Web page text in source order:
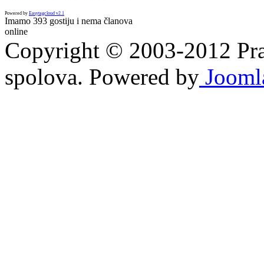
Powered by Easytagcloud v2.1
Imamo 393 gostiju i nema članova
online
Copyright © 2003-2012
spolova. Powered by